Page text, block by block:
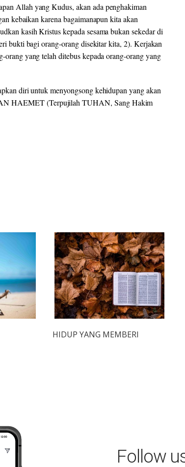
Allah yang Kudus, akan ada penghakiman
kebaikan karena bagaimanapun kita akan
kasih Kristus kepada sesama bukan sekedar di
bukti bagi orang-orang disekitar kita, 2). Kerjakan
yang telah ditebus kepada orang-orang yang
diri untuk menyongsong kehidupan yang akan
HAEMET (Terpujilah TUHAN, Sang Hakim
HIDUP YANG MEMBERI
Follow